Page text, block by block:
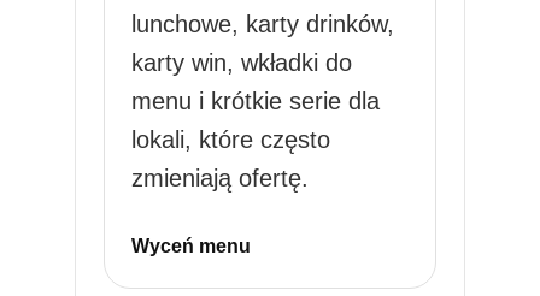
lunchowe, karty drinków,
karty win, wkładki do
menu i krótkie serie dla
lokali, które często
zmieniają ofertę.
Wyceń menu